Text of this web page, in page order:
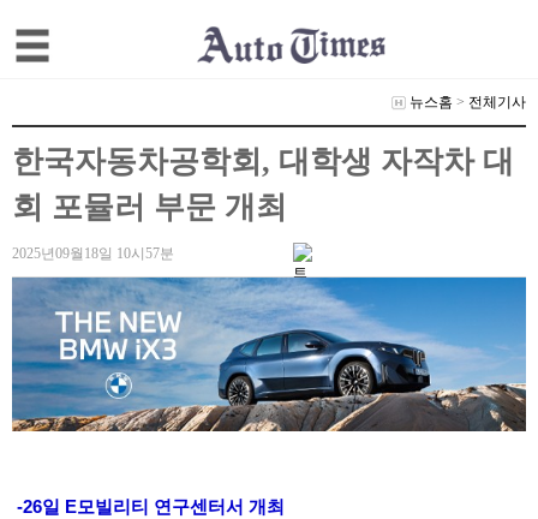
뉴스홈 > 전체기사
한국자동차공학회, 대학생 자작차 대
회 포뮬러 부문 개최
2025년09월18일 10시57분
-26일 E모빌리티 연구센터서 개최